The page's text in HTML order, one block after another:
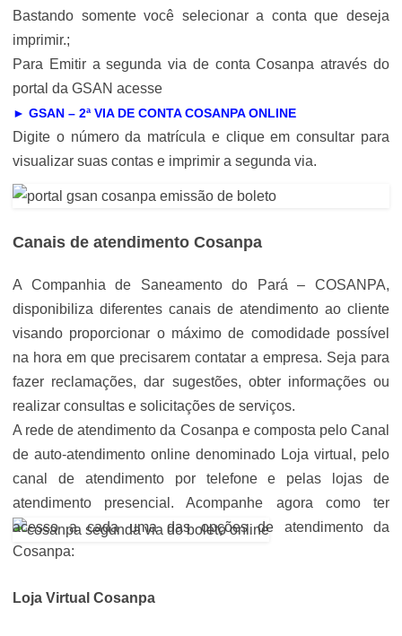
Bastando somente você selecionar a conta que deseja
imprimir.;
Para Emitir a segunda via de conta Cosanpa através do
portal da GSAN acesse
► GSAN – 2ª VIA DE CONTA COSANPA ONLINE
Digite o número da matrícula e clique em consultar para
visualizar suas contas e imprimir a segunda via.
Canais de atendimento Cosanpa
A Companhia de Saneamento do Pará – COSANPA,
disponibiliza diferentes canais de atendimento ao cliente
visando proporcionar o máximo de comodidade possível
na hora em que precisarem contatar a empresa. Seja para
fazer reclamações, dar sugestões, obter informações ou
realizar consultas e solicitações de serviços.
A rede de atendimento da Cosanpa e composta pelo Canal
de auto-atendimento online denominado Loja virtual, pelo
canal de atendimento por telefone e pelas lojas de
atendimento presencial. Acompanhe agora como ter
acesso a cada uma das opções de atendimento da
Cosanpa:
Loja Virtual Cosanpa